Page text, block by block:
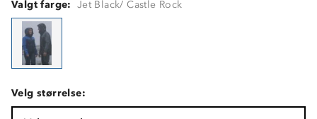
Valgt farge: Jet Black/ Castle Rock
Velg størrelse: